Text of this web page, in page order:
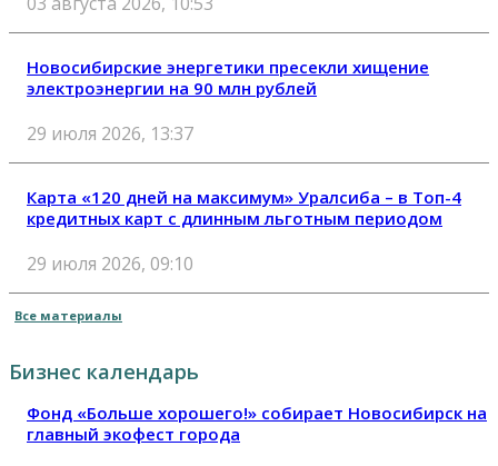
Новосибирские энергетики пресекли хищение
электроэнергии на 90 млн рублей
29 июля 2026, 13:37
Карта «120 дней на максимум» Уралсиба – в Топ-4
кредитных карт с длинным льготным периодом
29 июля 2026, 09:10
Все материалы
Бизнес календарь
Фонд «Больше хорошего!» собирает Новосибирск на
главный экофест города